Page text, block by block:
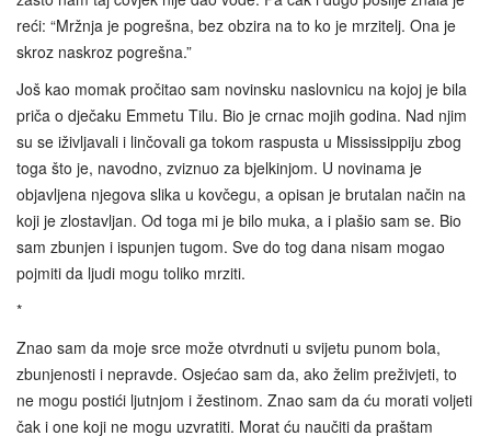
reći: “Mržnja je pogrešna, bez obzira na to ko je mrzitelj. Ona je
skroz naskroz pogrešna.”
Još kao momak pročitao sam novinsku naslovnicu na kojoj je bila
priča o dječaku Emmetu Tilu. Bio je crnac mojih godina. Nad njim
su se iživljavali i linčovali ga tokom raspusta u Mississippiju zbog
toga što je, navodno, zviznuo za bjelkinjom. U novinama je
objavljena njegova slika u kovčegu, a opisan je brutalan način na
koji je zlostavljan. Od toga mi je bilo muka, a i plašio sam se. Bio
sam zbunjen i ispunjen tugom. Sve do tog dana nisam mogao
pojmiti da ljudi mogu toliko mrziti.
*
Znao sam da moje srce može otvrdnuti u svijetu punom bola,
zbunjenosti i nepravde. Osjećao sam da, ako želim preživjeti, to
ne mogu postići ljutnjom i žestinom. Znao sam da ću morati voljeti
čak i one koji ne mogu uzvratiti. Morat ću naučiti da praštam